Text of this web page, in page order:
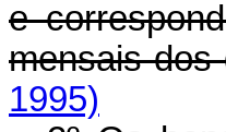
e
mensais
1995)